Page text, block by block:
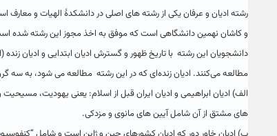
رشته ادیان و عرفان یکی از رشته های اصلی در دانشکدۀ الهیات و
و کاشان نهمین دانشگاهی است که موفق به اخذ مجوز این رشته شده
دانشجویان این رشته ‌ با تاریخ‌ ظهور و گسترش‌ ادیان‌ ابتدایی و ادیان
مطالعه‌ می‌كنند. ادیان‌ زنده‌ای‌ كه‌ در این رشته مطالعه‌ می‌ شود، به‌ سه‌
الف‌) ادیان‌ ابراهیمی و ادیان ایران قبل از اسلام: یعنی‌ یهودیت‌،
های مشتق از آن شامل آیین های مانوی و مزدکی.